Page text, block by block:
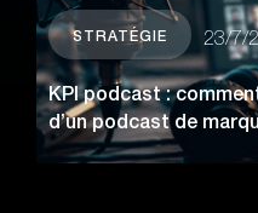
STRATÉGIE 23/7/
KPI podcast :
d’un podcast de